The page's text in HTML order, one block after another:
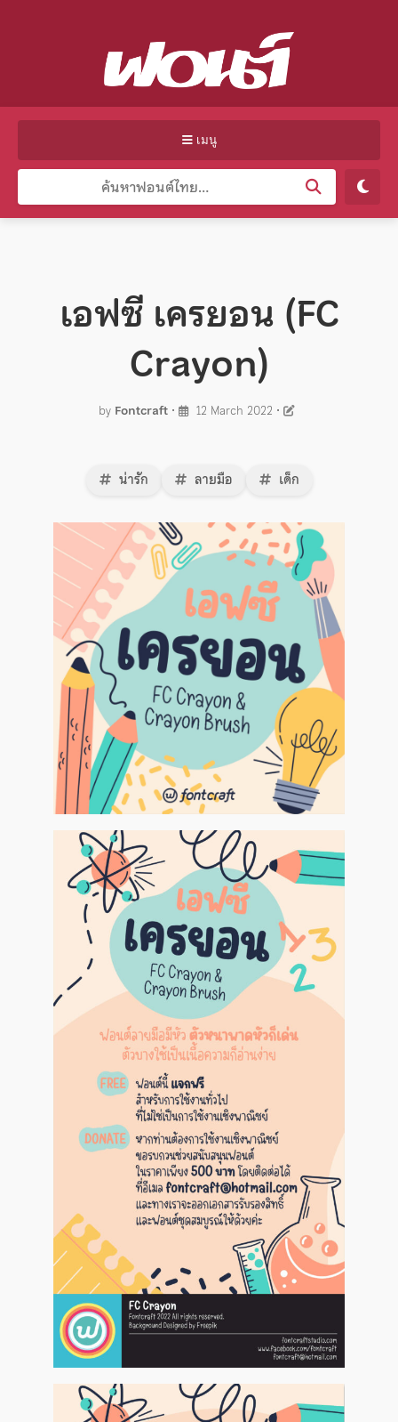
เมนู
เอฟซี เครยอน (FC
Crayon)
by Fontcraft • 12 March 2022 •
น่ารัก ลายมือ เด็ก